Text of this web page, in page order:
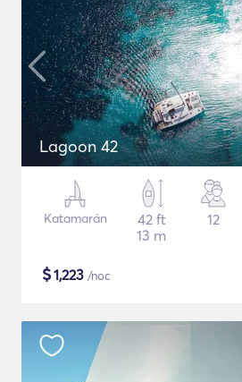
Lagoon 42
Katamarán
42 ft
13 m
12
$1,223 /noc